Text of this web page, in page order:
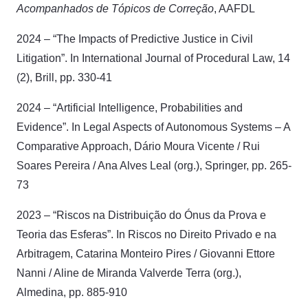
Acompanhados de Tópicos de Correção, AAFDL
2024 – “The Impacts of Predictive Justice in Civil
Litigation”. In International Journal of Procedural Law, 14
(2), Brill, pp. 330-41
2024 – “Artificial Intelligence, Probabilities and
Evidence”. In Legal Aspects of Autonomous Systems – A
Comparative Approach, Dário Moura Vicente / Rui
Soares Pereira / Ana Alves Leal (org.), Springer, pp. 265-
73
2023 – “Riscos na Distribuição do Ónus da Prova e
Teoria das Esferas”. In Riscos no Direito Privado e na
Arbitragem, Catarina Monteiro Pires / Giovanni Ettore
Nanni / Aline de Miranda Valverde Terra (org.),
Almedina, pp. 885-910